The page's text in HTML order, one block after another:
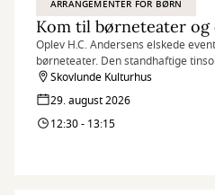
ARRANGEMENTER FOR BØRN
Oplev H.C. Andersens elskede
børneteater. Den standhaftige
lørdag den 29. august, og
forestillingen kl. 12.30-13.15.
Skovlunde Kulturhus
29. august 2026
12:30 - 13:15